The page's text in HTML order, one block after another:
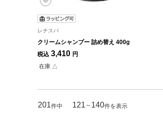
レチスパ
クリームシャンプー 詰め替え 400g
税込 3,410 円
在庫 △
201件中 121 ～ 140件を表示